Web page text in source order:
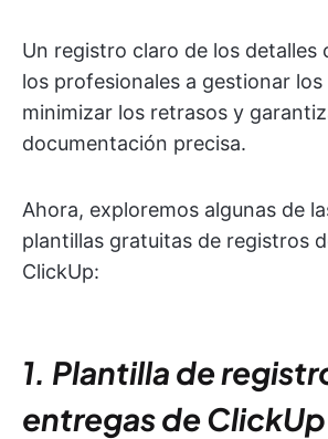
Un registro claro de los detalles
los profesionales a gestionar
minimizar los retrasos y
documentación precisa.
Ahora, exploremos algunas de
plantillas gratuitas de registros
ClickUp:
1. Plantilla de
entregas de ClickUp